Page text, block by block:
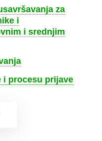
za
i
i srednjim
i procesu prijave